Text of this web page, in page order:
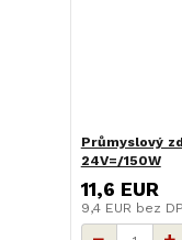
Průmyslový
24V=/150W
11,6 EUR
9,4 EUR bez